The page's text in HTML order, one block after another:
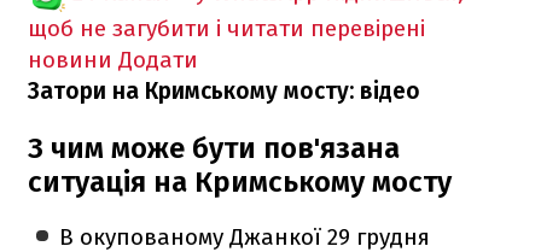
щоб не загубити і читати перевірені
новини Додати
Затори на Кримському мосту: відео
З чим може бути пов'язана
ситуація на Кримському мосту
В окупованому Джанкої 29 грудня